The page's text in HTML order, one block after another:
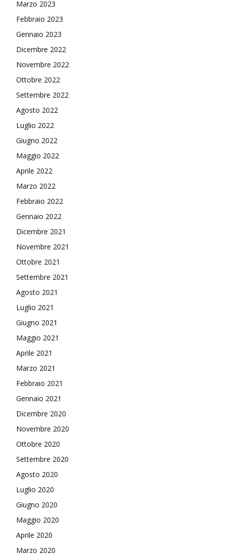
Marzo 2023
Febbraio 2023
Gennaio 2023
Dicembre 2022
Novembre 2022
Ottobre 2022
Settembre 2022
Agosto 2022
Luglio 2022
Giugno 2022
Maggio 2022
Aprile 2022
Marzo 2022
Febbraio 2022
Gennaio 2022
Dicembre 2021
Novembre 2021
Ottobre 2021
Settembre 2021
Agosto 2021
Luglio 2021
Giugno 2021
Maggio 2021
Aprile 2021
Marzo 2021
Febbraio 2021
Gennaio 2021
Dicembre 2020
Novembre 2020
Ottobre 2020
Settembre 2020
Agosto 2020
Luglio 2020
Giugno 2020
Maggio 2020
Aprile 2020
Marzo 2020